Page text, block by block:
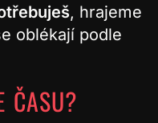
, hrajeme
oblékají podle
ČASU?